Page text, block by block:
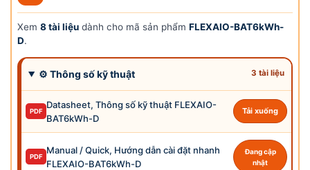
Xem 8 tài liệu dành cho mã sản phẩm FLEXAIO-BAT6kWh-
D.
⚙ Thông số kỹ thuật 3 tài liệu
PDF
Datasheet, Thông số kỹ thuật FLEXAIO-
BAT6kWh-D
Tải xuống
PDF
Manual / Quick, Hướng dẫn cài đặt nhanh
FLEXAIO-BAT6kWh-D
Đang cập
nhật